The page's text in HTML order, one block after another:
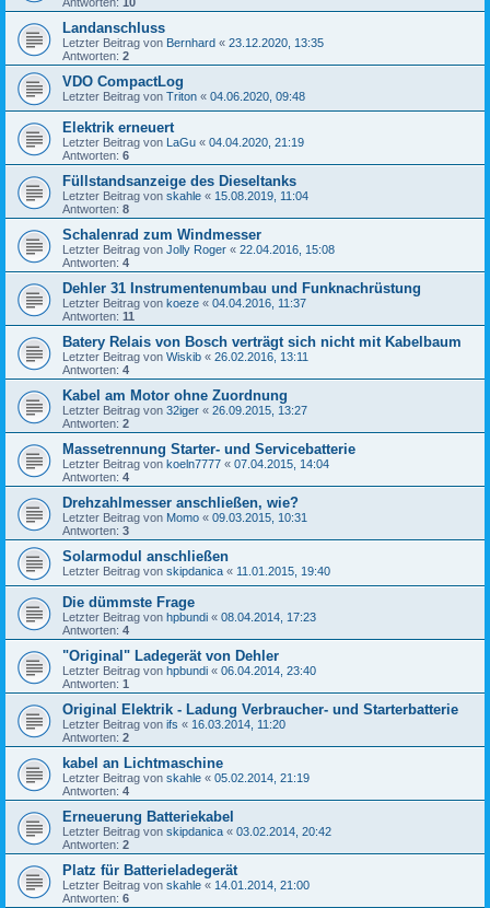
Landanschluss
Letzter Beitrag von Bernhard « 23.12.2020, 13:35
Antworten: 2
VDO CompactLog
Letzter Beitrag von Triton « 04.06.2020, 09:48
Elektrik erneuert
Letzter Beitrag von LaGu « 04.04.2020, 21:19
Antworten: 6
Füllstandsanzeige des Dieseltanks
Letzter Beitrag von skahle « 15.08.2019, 11:04
Antworten: 8
Schalenrad zum Windmesser
Letzter Beitrag von Jolly Roger « 22.04.2016, 15:08
Antworten: 4
Dehler 31 Instrumentenumbau und Funknachrüstung
Letzter Beitrag von koeze « 04.04.2016, 11:37
Antworten: 11
Batery Relais von Bosch verträgt sich nicht mit Kabelbaum
Letzter Beitrag von Wiskib « 26.02.2016, 13:11
Antworten: 4
Kabel am Motor ohne Zuordnung
Letzter Beitrag von 32iger « 26.09.2015, 13:27
Antworten: 2
Massetrennung Starter- und Servicebatterie
Letzter Beitrag von koeln7777 « 07.04.2015, 14:04
Antworten: 4
Drehzahlmesser anschließen, wie?
Letzter Beitrag von Momo « 09.03.2015, 10:31
Antworten: 3
Solarmodul anschließen
Letzter Beitrag von skipdanica « 11.01.2015, 19:40
Die dümmste Frage
Letzter Beitrag von hpbundi « 08.04.2014, 17:23
Antworten: 4
"Original" Ladegerät von Dehler
Letzter Beitrag von hpbundi « 06.04.2014, 23:40
Antworten: 1
Original Elektrik - Ladung Verbraucher- und Starterbatterie
Letzter Beitrag von ifs « 16.03.2014, 11:20
Antworten: 2
kabel an Lichtmaschine
Letzter Beitrag von skahle « 05.02.2014, 21:19
Antworten: 4
Erneuerung Batteriekabel
Letzter Beitrag von skipdanica « 03.02.2014, 20:42
Antworten: 2
Platz für Batterieladegerät
Letzter Beitrag von skahle « 14.01.2014, 21:00
Antworten: 6